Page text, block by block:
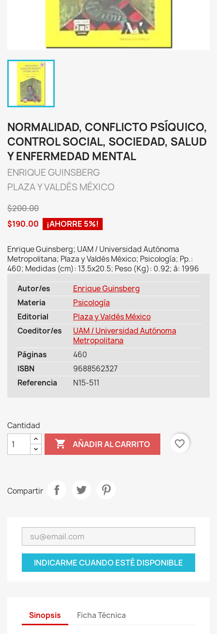
NORMALIDAD, CONFLICTO PSÍQUICO,
CONTROL SOCIAL, SOCIEDAD, SALUD
Y ENFERMEDAD MENTAL
ENRIQUE GUINSBERG
PLAZA Y VALDÉS MÉXICO
$200.00
$190.00
¡AHORRE 5%!
Enrique Guinsberg; UAM / Universidad Autónoma
Metropolitana; Plaza y Valdés México; Psicología; Pp.:
460; Medidas (cm): 13.5x20.5; Peso (Kg): 0.92; â: 1996
Autor/es
Enrique Guinsberg
Materia
Psicología
Editorial
Plaza y Valdés México
Coeditor/es
UAM / Universidad Autónoma
Metropolitana
Páginas
460
ISBN
9688562327
Referencia
N15-511
Cantidad
 AÑADIR AL CARRITO favorite_border
Compartir
INDICARME CUANDO ESTÉ DISPONIBLE
Sinopsis Ficha Técnica